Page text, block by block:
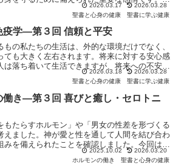
き、人間の体は瞬時に反応し、逃げる...
2026.03.17
2026.03.28
聖書と心身の健康
聖書に学ぶ健康
疫学―第３回 信頼と平安
の私たちの生活は、外的な環境だけでなく、
ても大きく左右されます。将来に対する安心感
は落ち着いて生活できますが、将来への不安や
は容易に動揺し、生活そのものが不安...
2026.03.18
2026.03.28
聖書と心身の健康
聖書に学ぶ健康
働き―第３回 喜びと癒し・セロトニ
もたらすホルモン」や「男女の性差を形づくる
えました。神が愛と性を通して人間を結び合わ
みを備えられたことを確認しました。今回はそ
の喜び」が体を癒す力になるという視...
2025.10.02
2026.03.20
ホルモンの働き
聖書と心身の健康